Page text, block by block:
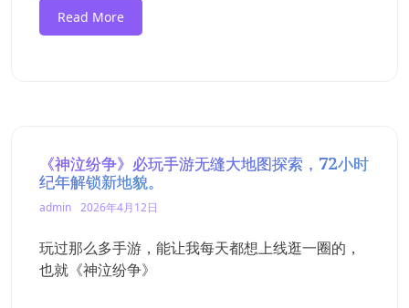
Read More
《神泣纷争》必玩手游无缝大地图探索，72小时
纪年解锁新地貌。
admin 2026年4月12日
玩过那么多手游，能让我每天都想上线逛一圈的，
也就《神泣纷争》